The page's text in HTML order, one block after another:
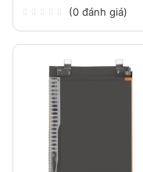
(0 đánh giá)